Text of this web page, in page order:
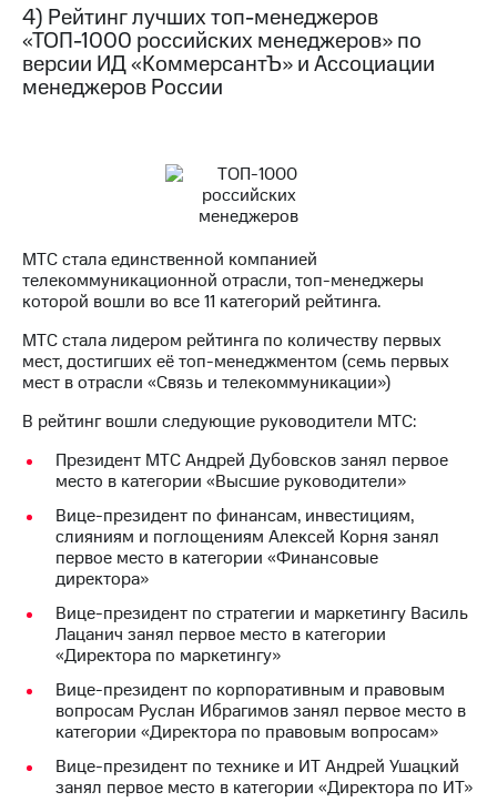
4) Рейтинг лучших топ-менеджеров
«ТОП-1000 российских менеджеров» по
версии ИД «КоммерсантЪ» и Ассоциации
менеджеров России
МТС стала единственной компанией
телекоммуникационной отрасли, топ-менеджеры
которой вошли во все 11 категорий рейтинга.
МТС стала лидером рейтинга по количеству первых
мест, достигших её топ-менеджментом (семь первых
мест в отрасли «Связь и телекоммуникации»)
В рейтинг вошли следующие руководители МТС:
Президент МТС Андрей Дубовсков занял первое
место в категории «Высшие руководители»
Вице-президент по финансам, инвестициям,
слияниям и поглощениям Алексей Корня занял
первое место в категории «Финансовые
директора»
Вице-президент по стратегии и маркетингу Василь
Лацанич занял первое место в категории
«Директора по маркетингу»
Вице-президент по корпоративным и правовым
вопросам Руслан Ибрагимов занял первое место в
категории «Директора по правовым вопросам»
Вице-президент по технике и ИТ Андрей Ушацкий
занял первое место в категории «Директора по ИТ»